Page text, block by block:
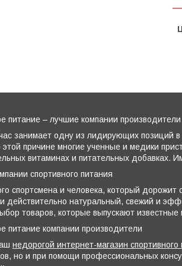
питание – лучшие компании производители
занимает одну из лидирующих позиций
причине многие ученные и медики
витаминах и питательных добавках.
спортивного питания
спортсмена и человека, который дорожит
действительно натуральный, свежий и
товаров, которые выпускают
питание компании производители
недорогой интернет-магазин спортивного
но и при помощи профессиональных